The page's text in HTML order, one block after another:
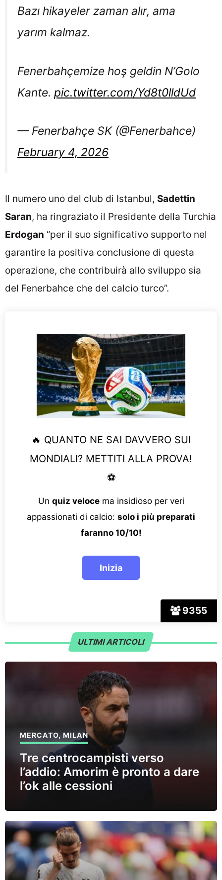
Bazı hikayeler zaman alır, ama
yarım kalmaz.
Fenerbahçemize hoş geldin N’Golo
Kante. pic.twitter.com/Yd8t0lldUd
— Fenerbahçe SK (@Fenerbahce)
February 4, 2026
Il numero uno del club di Istanbul, Sadettin
Saran, ha ringraziato il Presidente della Turchia
Erdogan “per il suo significativo supporto nel
garantire la positiva conclusione di questa
operazione, che contribuirà allo sviluppo sia
del Fenerbahce che del calcio turco”.
9355
🔥 QUANTO NE SAI DAVVERO SUI
MONDIALI? METTITI ALLA PROVA!
⚽
Un quiz velocema insidioso per veri
appassionati di calcio: solo i più preparati
faranno 10/10!
ULTIMI ARTICOLI
MERCATO,MILAN
Tre centrocampisti verso
l’addio: Amorim è pronto a dare
l’ok alle cessioni